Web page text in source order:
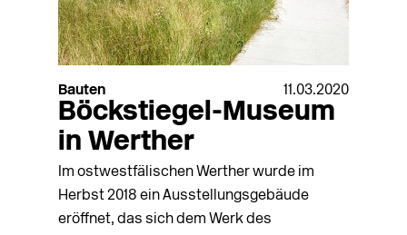
Bauten 11.03.2020
Böckstiegel-Museum
in Werther
Im ostwestfälischen Werther wurde im
Herbst 2018 ein Ausstellungsgebäude
eröffnet, das sich dem Werk des